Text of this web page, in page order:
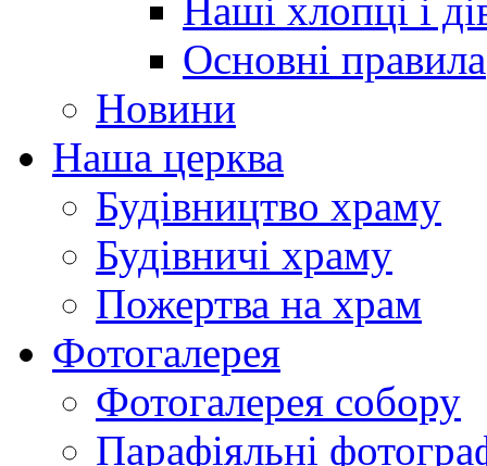
Наші хлопці і
Основні правила
Новини
Наша церква
Будівництво храму
Будівничі храму
Пожертва на храм
Фотогалерея
Фотогалерея собору
Парафіяльні